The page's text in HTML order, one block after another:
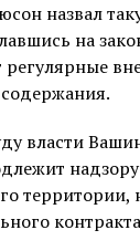
назвал
на
регулярные
власти
территории,